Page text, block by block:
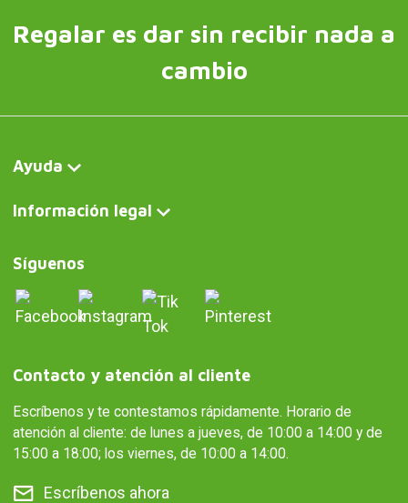
Regalar es dar sin recibir nada a
cambio
Ayuda
Información legal
Síguenos
Contacto y atención al cliente
Escríbenos y te contestamos rápidamente. Horario de
atención al cliente: de lunes a jueves, de 10:00 a 14:00 y de
15:00 a 18:00; los viernes, de 10:00 a 14:00.
Escríbenos ahora